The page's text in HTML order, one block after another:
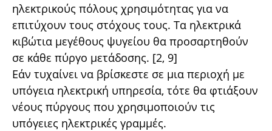
ηλεκτρικούς πόλους χρησιμότητας για να
επιτύχουν τους στόχους τους. Τα ηλεκτρικά
κιβώτια μεγέθους ψυγείου θα προσαρτηθούν
σε κάθε πύργο μετάδοσης. [2, 9]
Εάν τυχαίνει να βρίσκεστε σε μια περιοχή με
υπόγεια ηλεκτρική υπηρεσία, τότε θα φτιάξουν
νέους πύργους που χρησιμοποιούν τις
υπόγειες ηλεκτρικές γραμμές.